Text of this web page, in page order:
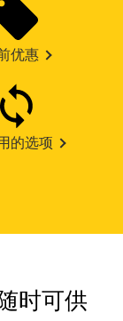
优惠
的选项
时可供